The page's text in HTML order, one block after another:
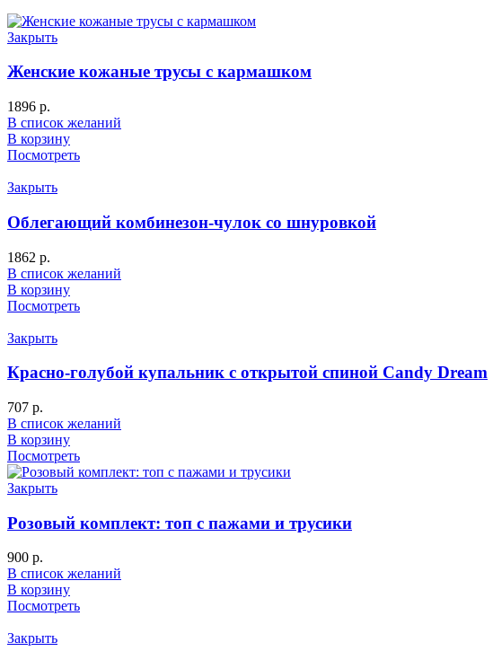
Закрыть
Женские кожаные трусы с кармашком
1896 р.
В список желаний
В корзину
Посмотреть
Закрыть
Облегающий комбинезон-чулок со шнуровкой
1862 р.
В список желаний
В корзину
Посмотреть
Закрыть
Красно-голубой купальник с открытой спиной Candy Dream
707 р.
В список желаний
В корзину
Посмотреть
Закрыть
Розовый комплект: топ с пажами и трусики
900 р.
В список желаний
В корзину
Посмотреть
Закрыть